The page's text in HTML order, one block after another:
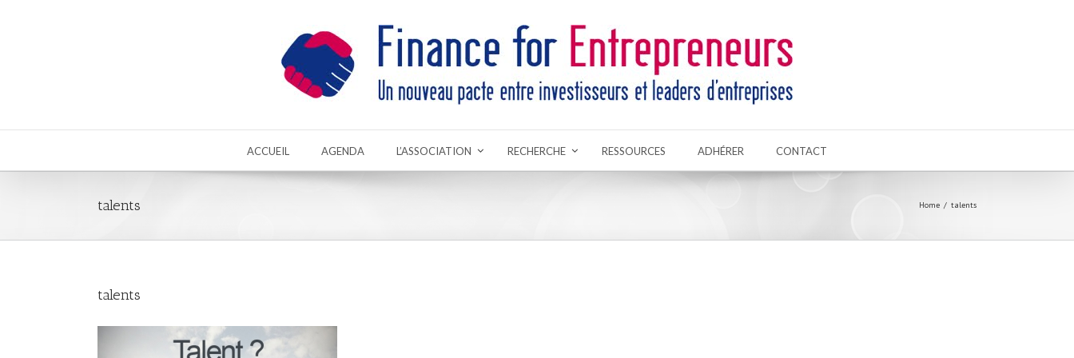
ACCUEIL AGENDA L’ASSOCIATION RECHERCHE RESSOURCES ADHÉRER CONTACT
talents Home talents
talents